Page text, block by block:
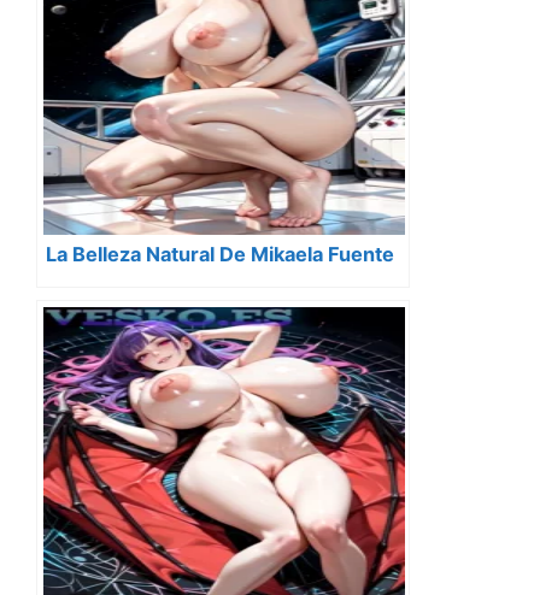
La Belleza Natural De Mikaela Fuente